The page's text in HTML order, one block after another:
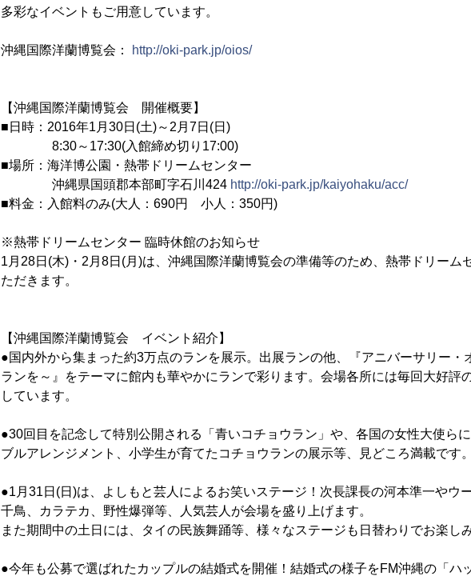
多彩なイベントもご用意しています。
沖縄国際洋蘭博覧会： http://oki-park.jp/oios/
【沖縄国際洋蘭博覧会 開催概要】
■日時：2016年1月30日(土)～2月7日(日)
8:30～17:30(入館締め切り17:00)
■場所：海洋博公園・熱帯ドリームセンター
沖縄県国頭郡本部町字石川424 http://oki-park.jp/kaiyohaku/acc/
■料金：入館料のみ(大人：690円 小人：350円)
※熱帯ドリームセンター 臨時休館のお知らせ
1月28日(木)・2月8日(月)は、沖縄国際洋蘭博覧会の準備等のため、熱帯ドリーム
ただきます。
【沖縄国際洋蘭博覧会 イベント紹介】
●国内外から集まった約3万点のランを展示。出展ランの他、『アニバーサリー・
ランを～』をテーマに館内も華やかにランで彩ります。会場各所には毎回大好評
しています。
●30回目を記念して特別公開される「青いコチョウラン」や、各国の女性大使ら
ブルアレンジメント、小学生が育てたコチョウランの展示等、見どころ満載です。
●1月31日(日)は、よしもと芸人によるお笑いステージ！次長課長の河本準一やウ
千鳥、カラテカ、野性爆弾等、人気芸人が会場を盛り上げます。
また期間中の土日には、タイの民族舞踊等、様々なステージも日替わりでお楽し
●今年も公募で選ばれたカップルの結婚式を開催！結婚式の様子をFM沖縄の「ハ